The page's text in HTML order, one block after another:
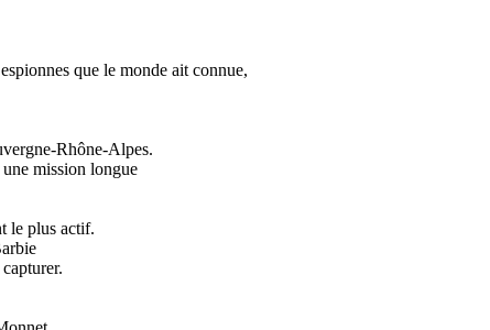
que le monde ait connue,
Rhône-Alpes.
mission longue
le plus actif.